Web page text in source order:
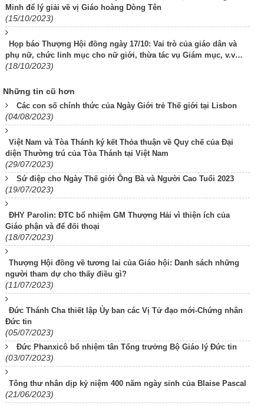
Minh để lý giải về vị Giáo hoàng Dòng Tên
(15/10/2023)
Họp báo Thượng Hội đồng ngày 17/10: Vai trò của giáo dân và
phụ nữ, chức linh mục cho nữ giới, thừa tác vụ Giám mục, v.v…
(18/10/2023)
Những tin cũ hơn
Các con số chính thức của Ngày Giới trẻ Thế giới tại Lisbon
(04/08/2023)
Việt Nam và Tòa Thánh ký kết Thỏa thuận về Quy chế của Đại
diện Thường trú của Tòa Thánh tại Việt Nam
(29/07/2023)
Sứ điệp cho Ngày Thế giới Ông Bà và Người Cao Tuổi 2023
(19/07/2023)
ĐHY Parolin: ĐTC bổ nhiệm GM Thượng Hải vì thiện ích của
Giáo phận và để đối thoại
(18/07/2023)
Thượng Hội đồng về tương lai của Giáo hội: Danh sách những
người tham dự cho thấy điều gì?
(11/07/2023)
Đức Thánh Cha thiết lập Ủy ban các Vị Tử đạo mới-Chứng nhân
Đức tin
(05/07/2023)
Đức Phanxicô bổ nhiệm tân Tổng trưởng Bộ Giáo lý Đức tin
(03/07/2023)
Tông thư nhân dịp kỷ niệm 400 năm ngày sinh của Blaise Pascal
(21/06/2023)